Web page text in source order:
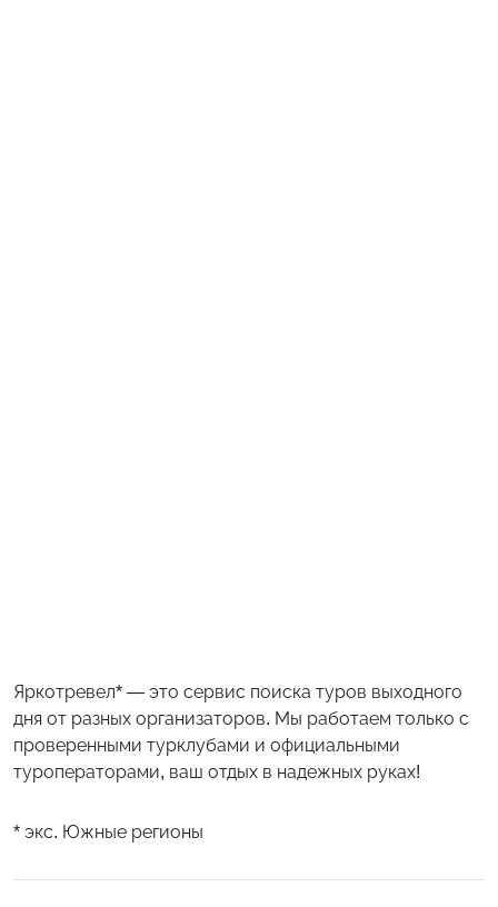
Яркотревел* — это сервис поиска туров выходного
дня от разных организаторов. Мы работаем только с
проверенными турклубами и официальными
туроператорами, ваш отдых в надежных руках!
* экс. Южные регионы